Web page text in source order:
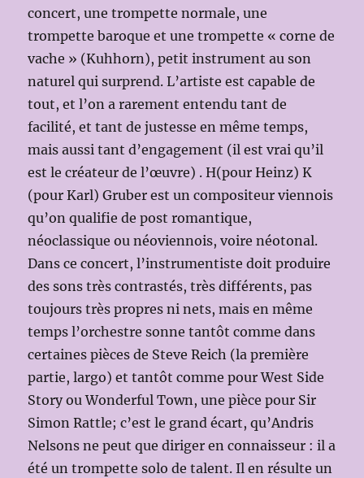
concert, une trompette normale, une
trompette baroque et une trompette « corne de
vache » (Kuhhorn), petit instrument au son
naturel qui surprend. L’artiste est capable de
tout, et l’on a rarement entendu tant de
facilité, et tant de justesse en même temps,
mais aussi tant d’engagement (il est vrai qu’il
est le créateur de l’œuvre) . H(pour Heinz) K
(pour Karl) Gruber est un compositeur viennois
qu’on qualifie de post romantique,
néoclassique ou néoviennois, voire néotonal.
Dans ce concert, l’instrumentiste doit produire
des sons très contrastés, très différents, pas
toujours très propres ni nets, mais en même
temps l’orchestre sonne tantôt comme dans
certaines pièces de Steve Reich (la première
partie, largo) et tantôt comme pour West Side
Story ou Wonderful Town, une pièce pour Sir
Simon Rattle; c’est le grand écart, qu’Andris
Nelsons ne peut que diriger en connaisseur : il a
été un trompette solo de talent. Il en résulte un